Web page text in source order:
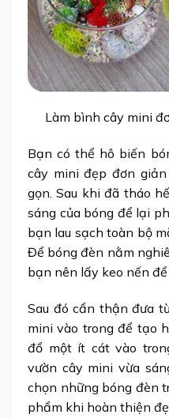
Làm bình cây mini
Bạn có thể hô biến
cây mini đẹp đơn giản
gọn. Sau khi đã tháo
sáng của bóng để lại
bạn lau sạch toàn bộ
Để bóng đèn nằm
bạn nên lấy keo nến
Sau đó cẩn thận đưa
mini vào trong để tạo
đổ một ít cát vào
vườn cây mini vừa
chọn những bóng đèn
phẩm khi hoàn thiện